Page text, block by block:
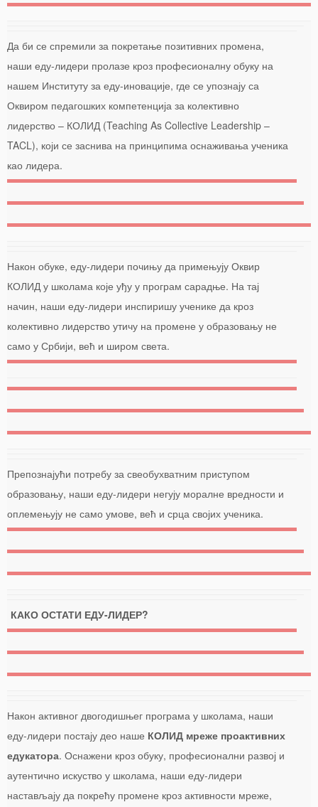
Да би се спремили за покретање позитивних промена,
наши еду-лидери пролазе кроз професионалну обуку на
нашем Институту за еду-иновације, где се упознају са
Оквиром педагошких компетенција за колективно
лидерство – КОЛИД (Teaching As Collective Leadership –
TACL), који се заснива на принципима оснаживања ученика
као лидера.
Након обуке, еду-лидери почињу да примењују Оквир
КОЛИД у школама које уђу у програм сарадње. На тај
начин, наши еду-лидери инспиришу ученике да кроз
колективно лидерство утичу на промене у образовању не
само у Србији, већ и широм света.
Препознајући потребу за свеобухватним приступом
образовању, наши еду-лидери негују моралне вредности и
оплемењују не само умове, већ и срца својих ученика.
КАКО ОСТАТИ ЕДУ-ЛИДЕР?
Након активног двогодишњег програма у школама, наши
еду-лидери постају део наше КОЛИД мреже проактивних
едукатора. Оснажени кроз обуку, професионални развој и
аутентично искуство у школама, наши еду-лидери
настављају да покрећу промене кроз активности мреже,